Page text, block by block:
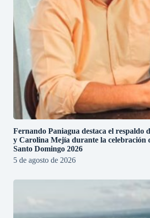
Fernando Paniagua destaca el respaldo
y Carolina Mejía durante la celebración
Santo Domingo 2026
5 de agosto de 2026